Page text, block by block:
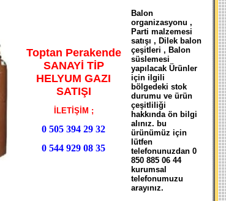
Toptan Perakende
SANAYİ TİP
HELYUM GAZI
SATIŞI
İLETİŞİM ;
0 505 394 29 32
0 544 929 08 35
Balon
organizasyonu ,
Parti malzemesi
satışı , Dilek balon
çeşitleri , Balon
süslemesi
yapılacak Ürünler
için ilgili
bölgedeki stok
durumu ve ürün
çeşitliliği
hakkında ön bilgi
alınız. bu
ürünümüz için
lütfen
telefonunuzdan 0
850 885 06 44
kurumsal
telefonumuzu
arayınız.